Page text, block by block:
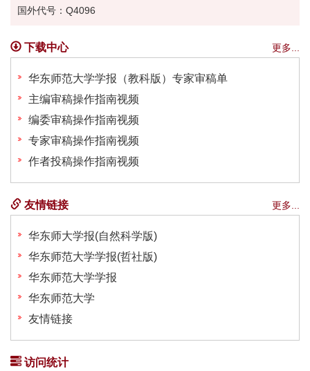
国外代号：Q4096
下载中心 更多...
华东师范大学学报（教科版）专家审稿单
主编审稿操作指南视频
编委审稿操作指南视频
专家审稿操作指南视频
作者投稿操作指南视频
友情链接 更多...
华东师大学报(自然科学版)
华东师范大学学报(哲社版)
华东师范大学学报
华东师范大学
友情链接
访问统计